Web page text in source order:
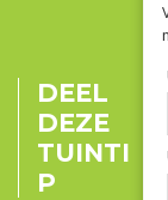
DEEL
DEZE
TUINTI
P